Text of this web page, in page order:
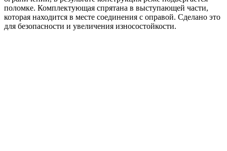
поломке. Комплектующая спрятана в выступающей части,
которая находится в месте соединения с оправой. Сделано это
для безопасности и увеличения износостойкости.